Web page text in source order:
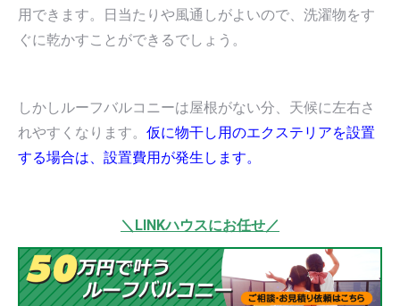
用できます。日当たりや風通しがよいので、洗濯物をす
ぐに乾かすことができるでしょう。
しかしルーフバルコニーは屋根がない分、天候に左右さ
れやすくなります。 仮に物干し用のエクステリアを設置
する場合は、設置費用が発生します。
＼LINKハウスにお任せ／